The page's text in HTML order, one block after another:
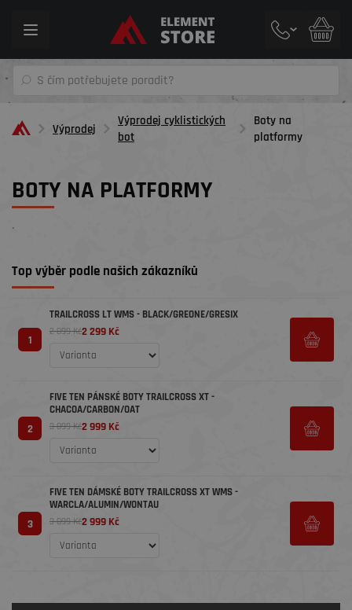
Toggle
Výprodej
Výprodej cyklistických
bot
Boty na
platformy
BOTY NA PLATFORMY
´
Top výběr podle našich zákazníků
1
TRAILCROSS LT WMS - BLACK/GREONE/GRESIX
2 899 Kč2 299 Kč
2
FIVE TEN PÁNSKÉ BOTY TRAILCROSS XT -
CHACOA/CARBON/OAT
3 899 Kč2 999 Kč
3
FIVE TEN DÁMSKÉ BOTY TRAILCROSS XT WMS -
WARCLA/ALUMIN/WONTAU
3 899 Kč2 999 Kč